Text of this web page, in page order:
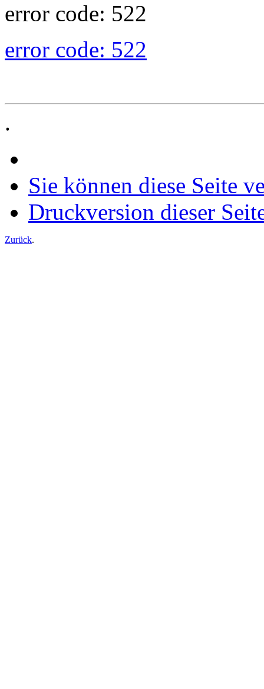
error code: 522
error code: 522
.
Sie können diese Seite
Druckversion dieser
Zurück.